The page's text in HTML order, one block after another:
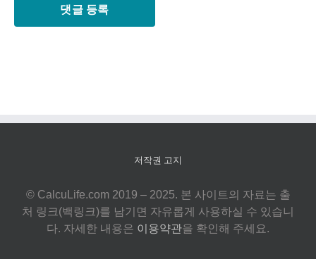
저작권 고지
© CalcuLife.com 2019 – 2025. 본 사이트의 자료는 출
처 링크(백링크)를 남기면 자유롭게 사용하실 수 있습니
다. 자세한 내용은 이용약관을 확인해 주세요.